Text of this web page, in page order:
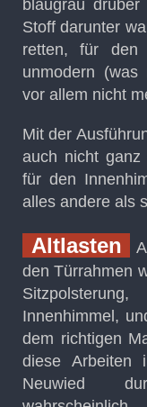
blaugrau
Stoff darunter
retten, für den
unmodern (was
vor allem nicht
Mit der
auch nicht ganz
für den
alles andere als
Altlasten
den Türrahmen
Innenhimmel,
dem richtigen
diese Arbeiten
Neuwied